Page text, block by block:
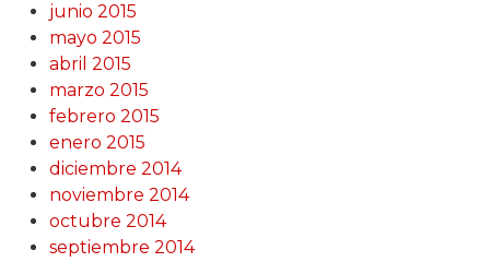
junio 2015
mayo 2015
abril 2015
marzo 2015
febrero 2015
enero 2015
diciembre 2014
noviembre 2014
octubre 2014
septiembre 2014